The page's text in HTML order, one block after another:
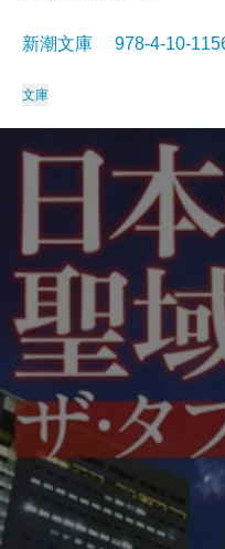
新潮文庫 978-4-10-
文庫